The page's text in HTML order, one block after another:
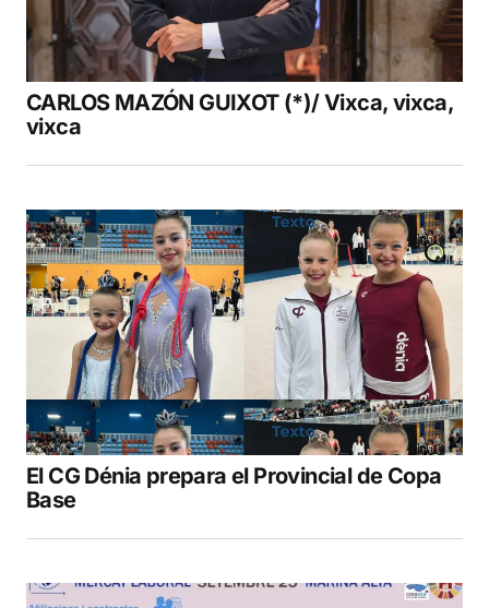
CARLOS MAZÓN GUIXOT (*)/ Vixca, vixca,
vixca
El CG Dénia prepara el Provincial de Copa
Base